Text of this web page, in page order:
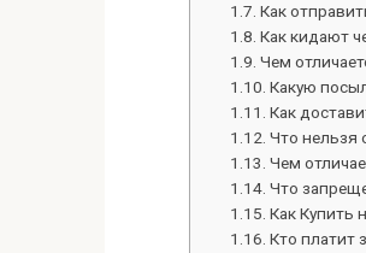
Как
Как кидают
Чем
Какую
Как
Что нельзя
Чем
Что
Как Купить
Кто платит